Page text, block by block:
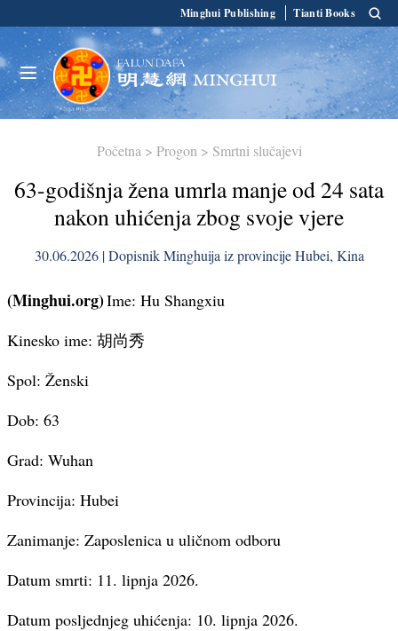
Minghui Publishing Tianti Books
Početna > Progon > Smrtni slučajevi
63-godišnja žena umrla manje od 24 sata
nakon uhićenja zbog svoje vjere
30.06.2026 | Dopisnik Minghuija iz provincije Hubei, Kina
(Minghui.org)Ime: Hu Shangxiu
Kinesko ime: 胡尚秀
Spol: Ženski
Dob: 63
Grad: Wuhan
Provincija: Hubei
Zanimanje: Zaposlenica u uličnom odboru
Datum smrti: 11. lipnja 2026.
Datum posljednjeg uhićenja: 10. lipnja 2026.